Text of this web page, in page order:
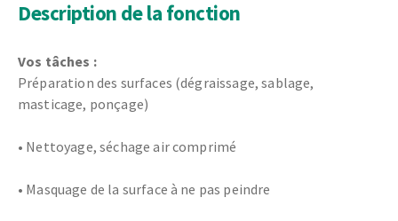
Description de la fonction
Vos tâches :
Préparation des surfaces (dégraissage, sablage,
masticage, ponçage)
• Nettoyage, séchage air comprimé
• Masquage de la surface à ne pas peindre